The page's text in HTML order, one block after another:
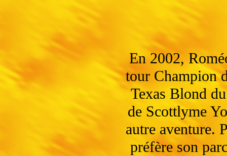
En 2002,
tour Champion
Texas Blond
de Scottlyme
autre aventure.
préfère son